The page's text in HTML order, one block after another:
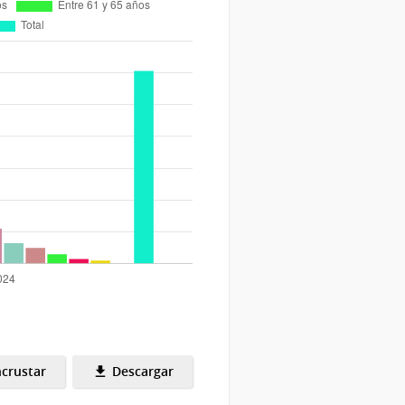
Descargar